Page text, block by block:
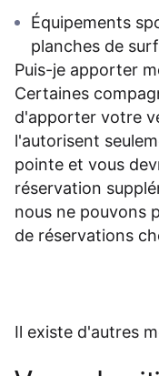
Équipements
planches de
Puis-je apporter
Certaines
d'apporter votre
l'autorisent
pointe et vous
réservation
nous ne pouvons
de réservations
Il existe d'autres